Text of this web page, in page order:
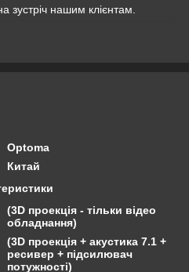
зустріч нашим клієнтам.
Optoma
Китай
(3D проекція - тільки відео
обладнання)
(3D проекція + акустика 7.1 +
ресивер + підсилювач
потужності)